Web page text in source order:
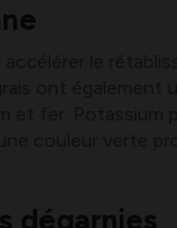
dégarnies